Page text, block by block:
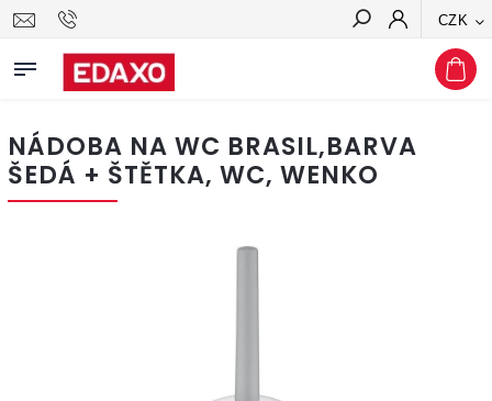
CZK
Hledat
NÁDOBA NA WC BRASIL,BARVA
ŠEDÁ + ŠTĚTKA, WC, WENKO